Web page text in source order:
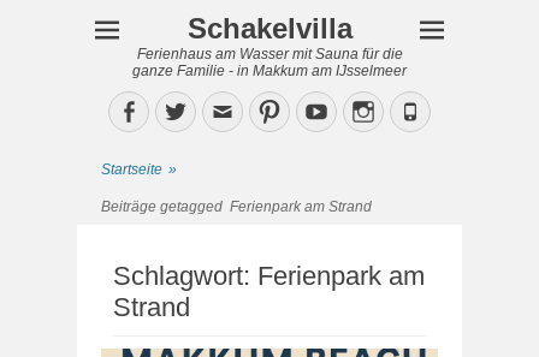
Schakelvilla
Ferienhaus am Wasser mit Sauna für die
ganze Familie - in Makkum am IJsselmeer
Facebook
TwitterEmailPinterestYouTubeInstagram
Phone
Startseite »
Beiträge getagged Ferienpark am Strand
Schlagwort: Ferienpark am
Strand